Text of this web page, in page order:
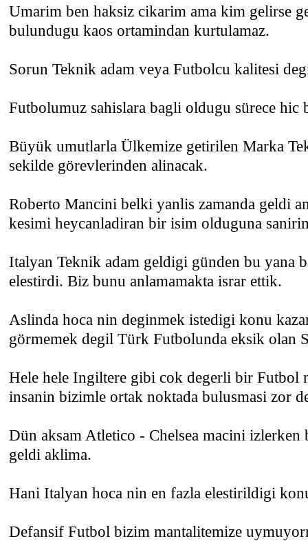
Umarim ben haksiz cikarim ama kim gelirse
bulundugu kaos ortamindan kurtulamaz.
Sorun Teknik adam veya Futbolcu kalitesi
Futbolumuz sahislara bagli oldugu sürece hic
Büyük umutlarla Ülkemize getirilen Marka
sekilde görevlerinden alinacak.
Roberto Mancini belki yanlis zamanda geldi
kesimi heycanladiran bir isim olduguna
Italyan Teknik adam geldigi günden bu yana
elestirdi. Biz bunu anlamamakta israr ettik.
Aslinda hoca nin deginmek istedigi konu
görmemek degil Türk Futbolunda eksik olan
Hele hele Ingiltere gibi cok degerli bir Futbol
insanin bizimle ortak noktada bulusmasi zor
Dün aksam Atletico - Chelsea macini
geldi aklima.
Hani Italyan hoca nin en fazla elestirildigi
Defansif Futbol bizim mantalitemize